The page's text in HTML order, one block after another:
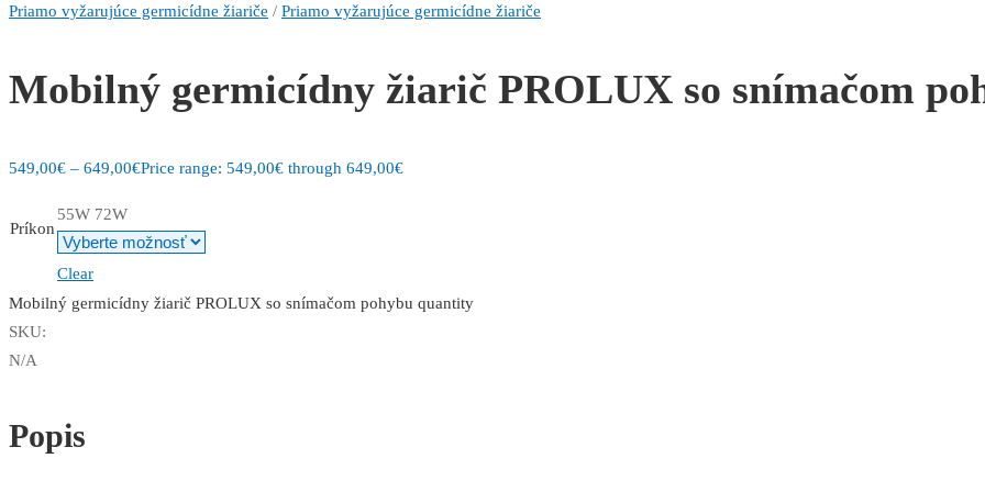
Priamo vyžarujúce germicídne žiariče / Priamo vyžarujúce germicídne žiariče
Mobilný germicídny žiarič PROLUX so snímačom
549,00€ – 649,00€Price range: 549,00€ through 649,00€
Príkon
55W 72W
Clear
Mobilný germicídny žiarič PROLUX so snímačom pohybu quantity
SKU:
N/A
Popis